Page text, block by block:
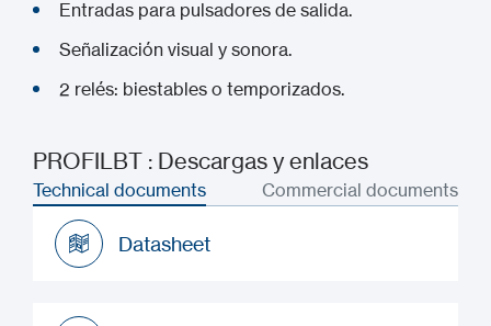
Entradas para pulsadores de salida.
Señalización visual y sonora.
2 relés: biestables o temporizados.
PROFILBT : Descargas y enlaces
Technical documents Commercial documents
Datasheet